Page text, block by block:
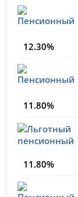
12.30%
11.80%
11.80%